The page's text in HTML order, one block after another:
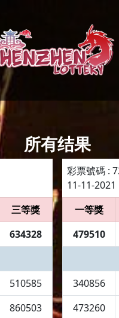
所有结果
三等獎
634328
510585
860503
彩票號碼 :
11-11-2021
一等獎
479510
340856
473260